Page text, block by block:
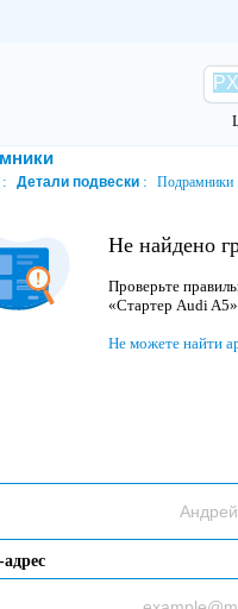
Детали подвески Подрамники
Не найдено
Проверьте
«Стартер Audi
Не можете найти